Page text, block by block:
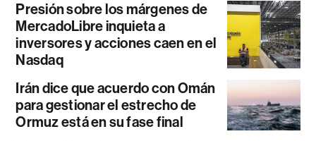
Presión sobre los márgenes de
MercadoLibre inquieta a
inversores y acciones caen en el
Nasdaq
Irán dice que acuerdo con Omán
para gestionar el estrecho de
Ormuz está en su fase final